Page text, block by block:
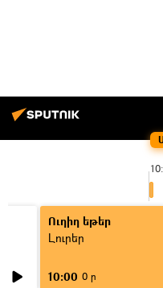
Ուղիղ եթեր
Լուրեր
10:00 0 ր